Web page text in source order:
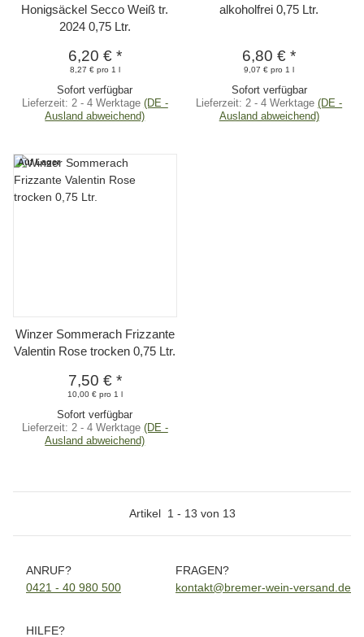
Honigsäckel Secco Weiß tr.
2024 0,75 Ltr.
6,20 € *
8,27 € pro 1 l
Sofort verfügbar
Lieferzeit: 2 - 4 Werktage (DE -
Ausland abweichend)
alkoholfrei 0,75 Ltr.
6,80 €*
9,07 € pro 1 l
Sofort verfügbar
Lieferzeit: 2 - 4 Werktage(DE -
Ausland abweichend)
Auf Lager
Winzer Sommerach Frizzante
Valentin Rose trocken 0,75 Ltr.
7,50 € *
10,00 € pro 1 l
Sofort verfügbar
Lieferzeit: 2 - 4 Werktage (DE -
Ausland abweichend)
Artikel 1 - 13 von 13
ANRUF?
0421 - 40 980 500
FRAGEN?
kontakt@bremer-wein-versand.de
HILFE?